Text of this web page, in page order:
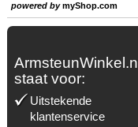
powered bymyShop.com
ArmsteunWinkel.nl
staat voor:
Uitstekende
klantenservice